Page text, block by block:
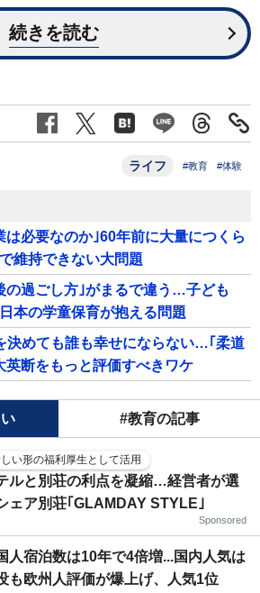
続きを読む
ライフ #教育 #体験
は必要なのか｣60年前に大量につくら
維持できない大問題
の過ごし方｣がまるで違う…子ども
本の学童保育が抱える問題
決めても誰も幸せにならない…｢柔道
英断をもっと評価すべきワケ
#教育の記事
い形の福利厚生として活用
ルと別荘の利点を凝縮…経営者が選
ェア別荘｢GLAMDAY STYLE｣
Sponsored
人宿泊数は10年で4倍増...国内人気は
も欧州人評価が爆上げ、人気1位